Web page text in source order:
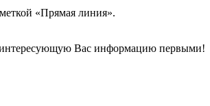
«Прямая линия».
Вас информацию первыми!